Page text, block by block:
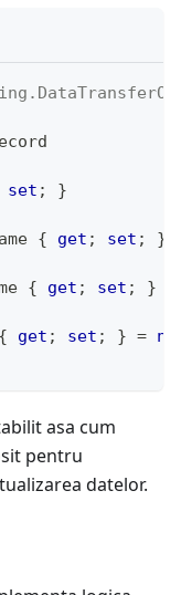
.
set ; }
{ get ; set ; }
{ get ; set ; }
{ get ; set ; } =
asa cum
pentru
datelor.